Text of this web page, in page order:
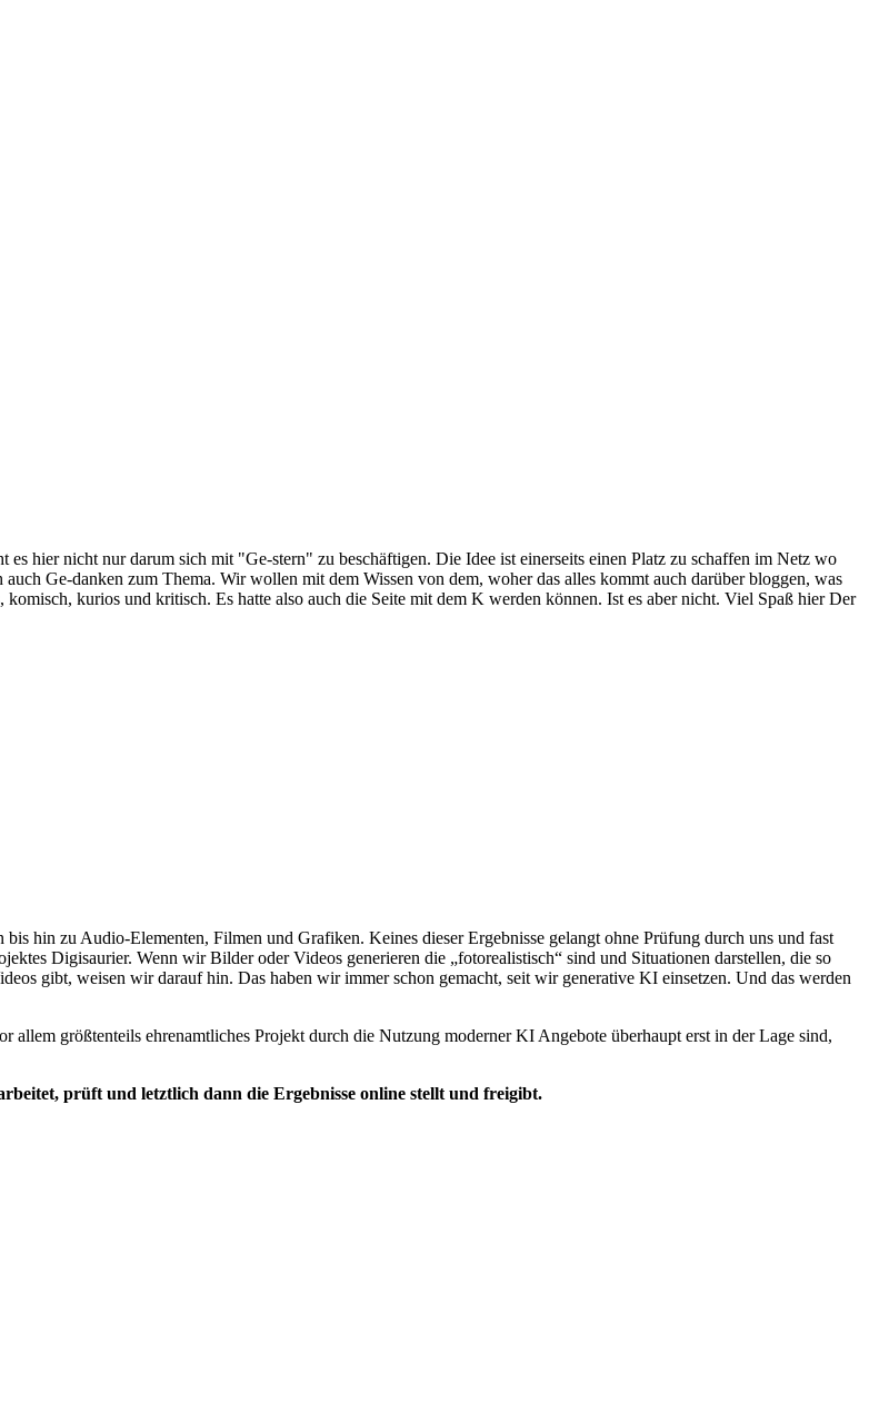
hier nicht nur darum sich mit "Ge-stern" zu beschäftigen. Die Idee ist einerseits einen Platz zu schaffen im Netz wo
Ge-danken zum Thema. Wir wollen mit dem Wissen von dem, woher das alles kommt auch darüber bloggen, was
kurios und kritisch. Es hatte also auch die Seite mit dem K werden können. Ist es aber nicht. Viel Spaß hier Der
bis hin zu Audio-Elementen, Filmen und Grafiken. Keines dieser Ergebnisse gelangt ohne Prüfung durch uns und fast
Digisaurier. Wenn wir Bilder oder Videos generieren die „fotorealistisch“ sind und Situationen darstellen, die so
gibt, weisen wir darauf hin. Das haben wir immer schon gemacht, seit wir generative KI einsetzen. Und das werden
größtenteils ehrenamtliches Projekt durch die Nutzung moderner KI Angebote überhaupt erst in der Lage sind,
prüft und letztlich dann die Ergebnisse online stellt und freigibt.